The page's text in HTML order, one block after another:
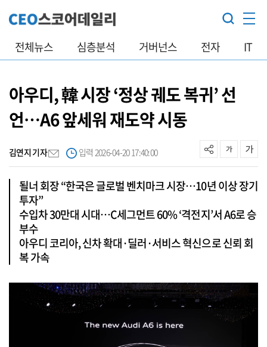
전체뉴스 심층분석 거버넌스 전자 IT
아우디, 韓 시장 ‘정상 궤도 복귀’ 선
언…A6 앞세워 재도약 시동
김연지 기자 입력 2026-04-20 17:40:00
될너 회장 “한국은 글로벌 벤치마크 시장…10년 이상 장기
투자”
수입차 30만대 시대…C세그먼트 60% ‘격전지’서 A6로 승
부수
아우디 코리아, 신차 확대·딜러·서비스 혁신으로 신뢰 회
복 가속